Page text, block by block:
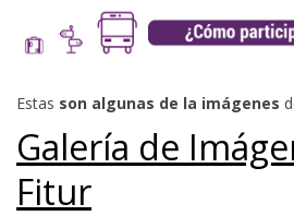
Estas son algunas de la imágenes
Galería de
Fitur